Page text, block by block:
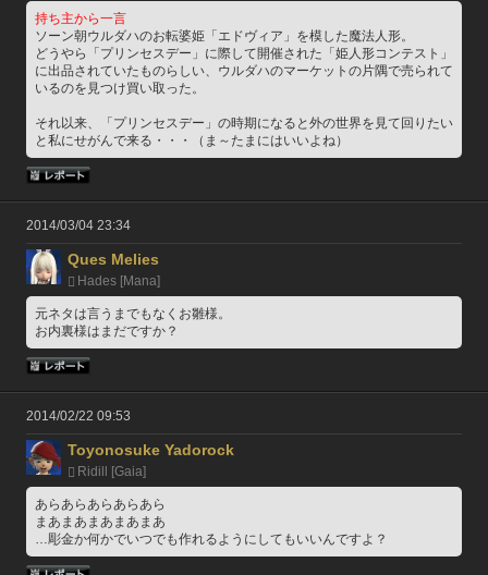
持ち主から一言
ソーン朝ウルダハのお転婆姫「エドヴィア」を模した魔法人形。
どうやら「プリンセスデー」に際して開催された「姫人形コンテスト」
に出品されていたものらしい、ウルダハのマーケットの片隅で売られて
いるのを見つけ買い取った。
それ以来、「プリンセスデー」の時期になると外の世界を見て回りたい
と私にせがんで来る・・・（ま～たまにはいいよね）
2014/03/04 23:34
Ques Melies
Hades [Mana]
元ネタは言うまでもなくお雛様。
お内裏様はまだですか？
2014/02/22 09:53
Toyonosuke Yadorock
Ridill [Gaia]
あらあらあらあらあら
まあまあまあまあまあ
…彫金か何かでいつでも作れるようにしてもいいんですよ？